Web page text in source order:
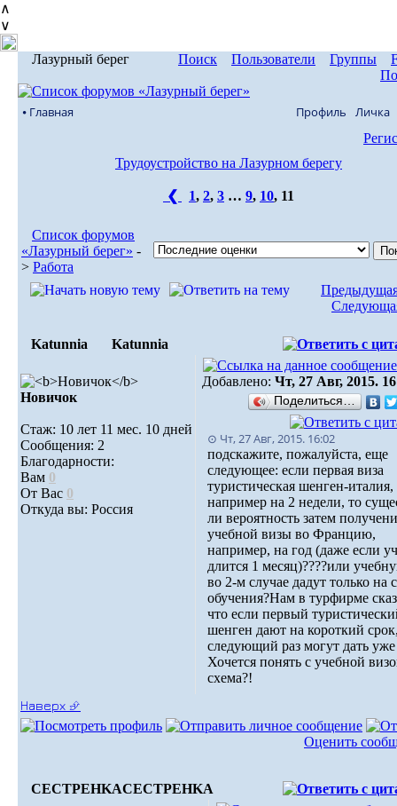
∧
∨
Лазурный берег Поиск Пользователи Группы
⦁ Главная Профиль Личка
Трудоустройство на Лазурном берегу
❮ 1, 2, 3 … 9, 10, 11
Список форумов
«Лазурный берег» -
> Работа
Katunnia Katunnia
Новичок
Стаж: 10 лет 11 мес. 10 дней
Сообщения: 2
Благодарности:
Вам 0
От Вас 0
Откуда вы: Россия
Добавлено: Чт, 27 Авг, 2015.
Поделиться…
⊙ Чт, 27 Авг, 2015. 16:02
подскажите, пожалуйста, еще
следующее: если первая виза
туристическая шенген-италия,
например на 2 недели, то
ли вероятность затем
учебной визы во Францию,
например, на год (даже если
длится 1 месяц)????или
во 2-м случае дадут только на
обучения?Нам в турфирме
что если первый
шенген дают на короткий
следующий раз могут дать
Хочется понять с учебной
схема?!
Наверх ⮵
Оценить
CECTPEHKACECTPEHKA